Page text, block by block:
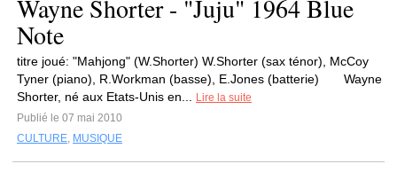
Wayne Shorter - "Juju" 1964 Blue
Note
titre joué: "Mahjong" (W.Shorter) W.Shorter (sax ténor), McCoy
Tyner (piano), R.Workman (basse), E.Jones (batterie) Wayne
Shorter, né aux Etats-Unis en...
Lire la suite
Publié le 07 mai 2010
CULTURE, MUSIQUE